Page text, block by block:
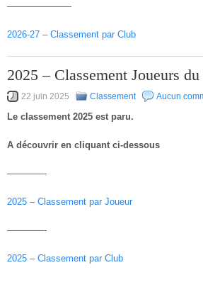
———————
2026-27 – Classement par Club
2025 – Classement Joueurs
22 juin 2025 Classement Aucun
Le classement 2025 est paru.
A découvrir en cliquant ci-dessous
————-
2025 – Classement par Joueur
————-
2025 – Classement par Club